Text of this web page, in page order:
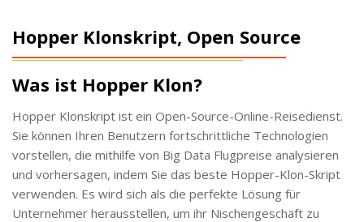
Hopper Klonskript, Open Source
Was ist Hopper Klon?
Hopper Klonskript ist ein Open-Source-Online-Reisedienst.
Sie können Ihren Benutzern fortschrittliche Technologien
vorstellen, die mithilfe von Big Data Flugpreise analysieren
und vorhersagen, indem Sie das beste Hopper-Klon-Skript
verwenden. Es wird sich als die perfekte Lösung für
Unternehmer herausstellen, um ihr Nischengeschäft zu